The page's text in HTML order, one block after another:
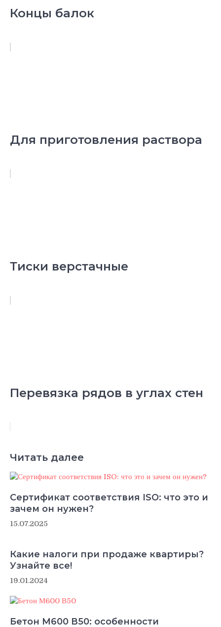
Концы балок
Для приготовления раствора
Тиски верстачные
Перевязка рядов в углах стен
Читать далее
Сертификат соответствия ISO: что это и
зачем он нужен?
15.07.2025
Какие налоги при продаже квартиры?
Узнайте все!
19.01.2024
Бетон М600 В50: особенности